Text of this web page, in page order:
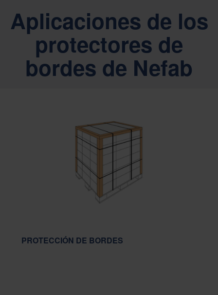
Aplicaciones de los
protectores de
bordes de Nefab
PROTECCIÓN DE BORDES